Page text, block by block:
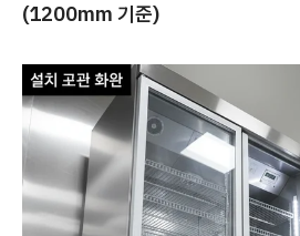
(1200mm 기준)